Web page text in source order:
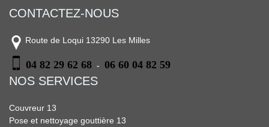
CONTACTEZ-NOUS
Route de Loqui 13290 Les Milles
04 82 29 62 68 - 06 60 04 82 59
NOS SERVICES
Couvreur 13
Pose et nettoyage gouttière 13